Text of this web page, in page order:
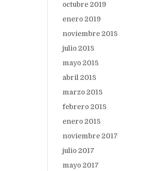
octubre 2019
enero 2019
noviembre 2018
julio 2018
mayo 2018
abril 2018
marzo 2018
febrero 2018
enero 2018
noviembre 2017
julio 2017
mayo 2017